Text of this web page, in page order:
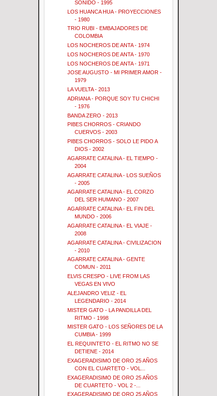
SONIDO - 1995
LOS HUANCA HUA - PROYECCIONES
- 1980
TRIO RUBI - EMBAJADORES DE
COLOMBIA
LOS NOCHEROS DE ANTA - 1974
LOS NOCHEROS DE ANTA - 1970
LOS NOCHEROS DE ANTA - 1971
JOSE AUGUSTO - MI PRIMER AMOR -
1979
LA VUELTA - 2013
ADRIANA - PORQUE SOY TU CHICHI
- 1976
BANDA ZERO - 2013
PIBES CHORROS - CRIANDO
CUERVOS - 2003
PIBES CHORROS - SOLO LE PIDO A
DIOS - 2002
AGARRATE CATALINA - EL TIEMPO -
2004
AGARRATE CATALINA - LOS SUEÑOS
- 2005
AGARRATE CATALINA - EL CORZO
DEL SER HUMANO - 2007
AGARRATE CATALINA - EL FIN DEL
MUNDO - 2006
AGARRATE CATALINA - EL VIAJE -
2008
AGARRATE CATALINA - CIVILIZACION
- 2010
AGARRATE CATALINA - GENTE
COMUN - 2011
ELVIS CRESPO - LIVE FROM LAS
VEGAS EN VIVO
ALEJANDRO VELIZ - EL
LEGENDARIO - 2014
MISTER GATO - LA PANDILLA DEL
RITMO - 1998
MISTER GATO - LOS SEÑORES DE LA
CUMBIA - 1999
EL REQUINTETO - EL RITMO NO SE
DETIENE - 2014
EXAGERADISIMO DE ORO 25 AÑOS
CON EL CUARTETO - VOL...
EXAGERADISIMO DE ORO 25 AÑOS
DE CUARTETO - VOL 2 -...
EXAGERADISIMO DE ORO 25 AÑOS